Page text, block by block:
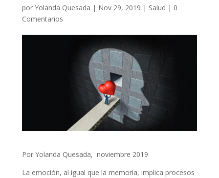
por Yolanda Quesada | Nov 29, 2019 | Salud | 0
Comentarios
Por Yolanda Quesada, noviembre 2019
La emoción, al igual que la memoria, implica procesos